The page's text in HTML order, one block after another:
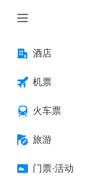
酒店
机票
火车票
旅游
门票·活动